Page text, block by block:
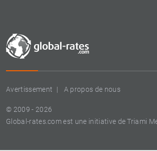
Avertissement A propos de nous
© 2009 - 2026
Global-rates.com est une initiative de Triami